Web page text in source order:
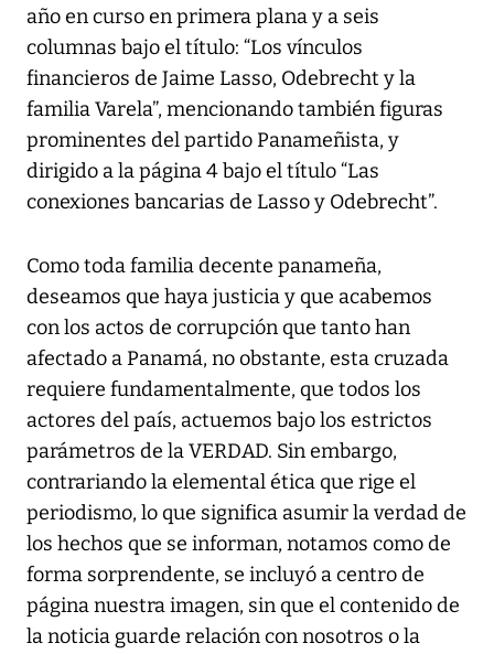
año en curso en primera plana y a seis
columnas bajo el título: “Los vínculos
financieros de Jaime Lasso, Odebrecht y la
familia Varela”, mencionando también figuras
prominentes del partido Panameñista, y
dirigido a la página 4 bajo el título “Las
conexiones bancarias de Lasso y Odebrecht”.
Como toda familia decente panameña,
deseamos que haya justicia y que acabemos
con los actos de corrupción que tanto han
afectado a Panamá, no obstante, esta cruzada
requiere fundamentalmente, que todos los
actores del país, actuemos bajo los estrictos
parámetros de la VERDAD. Sin embargo,
contrariando la elemental ética que rige el
periodismo, lo que significa asumir la verdad de
los hechos que se informan, notamos como de
forma sorprendente, se incluyó a centro de
página nuestra imagen, sin que el contenido de
la noticia guarde relación con nosotros o la